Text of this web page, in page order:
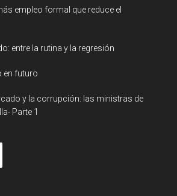
empleo formal que reduce el
entre la rutina y la regresión
en futuro
y la corrupción: las ministras de
Parte 1